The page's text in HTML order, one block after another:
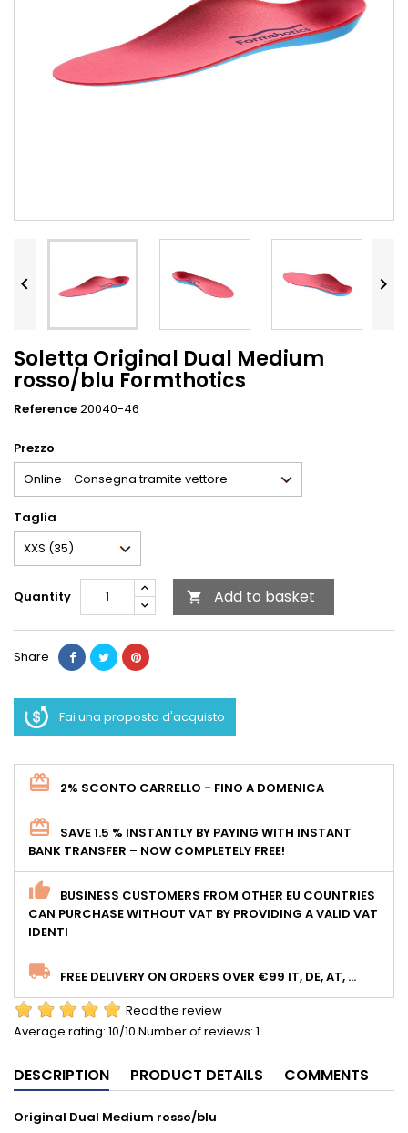
 
Soletta Original Dual Medium
rosso/blu Formthotics
Reference20040-46
Prezzo
Taglia
Quantity  Add to basket
Share
Fai una proposta d'acquisto
2% SCONTO CARRELLO - FINO A DOMENICA
SAVE 1.5 % INSTANTLY BY PAYING WITH INSTANT
BANK TRANSFER – NOW COMPLETELY FREE!
BUSINESS CUSTOMERS FROM OTHER EU COUNTRIES
CAN PURCHASE WITHOUT VAT BY PROVIDING A VALID VAT
IDENTI
FREE DELIVERY ON ORDERS OVER €99 IT, DE, AT, ...
Read the review
Average rating: 10/10 Number of reviews: 1
DESCRIPTION PRODUCT DETAILS COMMENTS
Original Dual Medium rosso/blu